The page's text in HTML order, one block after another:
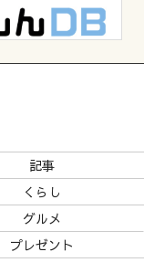
記事
くらし
グルメ
プレゼント